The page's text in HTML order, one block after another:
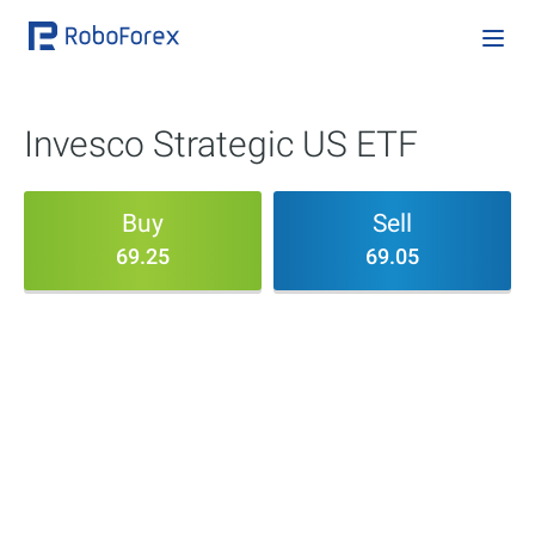
Invesco Strategic US ETF
Buy
69.25
Sell
69.05